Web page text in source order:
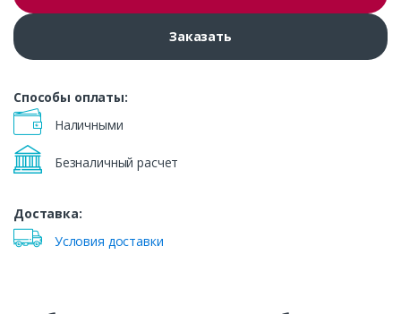
Заказать
Способы оплаты:
Наличными
Безналичный расчет
Доставка:
Условия доставки